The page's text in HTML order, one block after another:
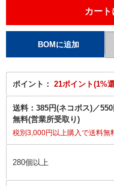
ポイント： 21ポイント(1%
送料： 385円(ネコポス)／
無料(営業所受取り)
税別3,000円以上購入で送料無
280個以上